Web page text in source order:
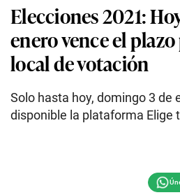
Elecciones 2021:
enero vence el
local de votación
Solo hasta hoy, domingo 3 de
disponible la plataforma Elige